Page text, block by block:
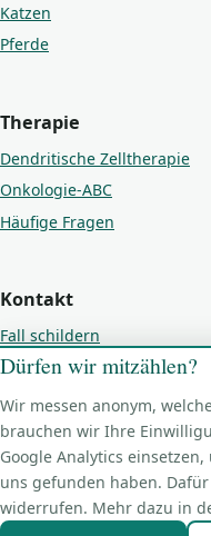
Katzen
Pferde
Therapie
Dendritische Zelltherapie
Onkologie-ABC
Häufige Fragen
Kontakt
Fall schildern
Kontakt
Impressum
Datenschutz
Cookie-Einstellungen
Dürfen wir mitzählen?
Wir messen anonym,
brauchen wir Ihre
Google Analytics
uns gefunden haben.
widerrufen. Mehr dazu in